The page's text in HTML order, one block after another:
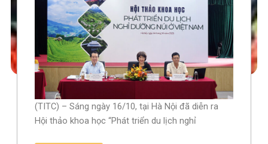
(TITC) – Sáng ngày 16/10, tại Hà Nội đã diễn ra
Hội thảo khoa học “Phát triển du lịch nghỉ